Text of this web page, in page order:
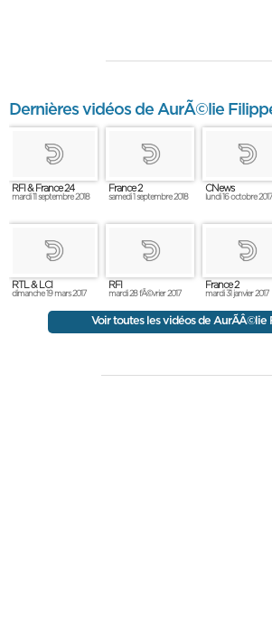
Dernières vidéos de AurÃ©lie
RFI & France 24
mardi 11 septembre 2018
France 2
samedi 1 septembre 2018
CNews
lundi 16 octobre 2017
RTL & LCI
dimanche 19 mars 2017
RFI
mardi 28 fÃ©vrier 2017
France 2
mardi 31 janvier 2017
Voir toutes les vidéos de AurÃÂ©lie